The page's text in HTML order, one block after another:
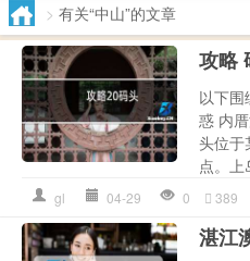
> 有关“中山”的文章
攻略
以下围
惑 内
头位于
点。
gl 04-29 0 389
湛江